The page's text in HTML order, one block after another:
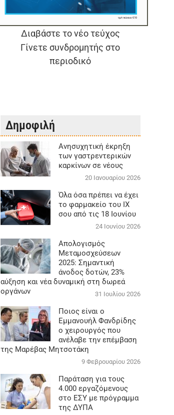
Διαβάστε το νέο τεύχος
Γίνετε συνδρομητής στο
περιοδικό
Δημοφιλή
Aνησυχητική έκρηξη
των γαστρεντερικών
καρκίνων σε νέους
20 Ιανουαρίου 2026
Όλα όσα πρέπει να έχει
το φαρμακείο του ΙΧ
σου από τις 18 Ιουνίου
24 Ιουνίου 2026
Απολογισμός
Μεταμοσχεύσεων
2025: Σημαντική
άνοδος δοτών, 23%
αύξηση και νέα δυναμική στη δωρεά
οργάνων
31 Ιουλίου 2026
Ποιος είναι ο
Εμμανουήλ Φανδρίδης
ο χειρουργός που
ανέλαβε την επέμβαση
της Μαρέβας Μητσοτάκη
9 Φεβρουαρίου 2026
Παράταση για τους
4.000 εργαζόμενους
στο ΕΣΥ με πρόγραμμα
της ΔΥΠΑ